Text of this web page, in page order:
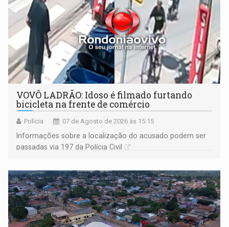
VOVÔ LADRÃO: Idoso é filmado furtando
bicicleta na frente de comércio
Polícia 07 de Agosto de 2026 às 15:15
Informações sobre a localização do acusado podem ser
passadas via 197 da Polícia Civil